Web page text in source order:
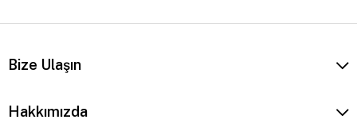
Bize Ulaşın
Hakkımızda